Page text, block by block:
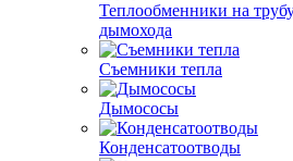
Теплообменники на
дымохода
Съемники тепла
Дымососы
Конденсатоотводы